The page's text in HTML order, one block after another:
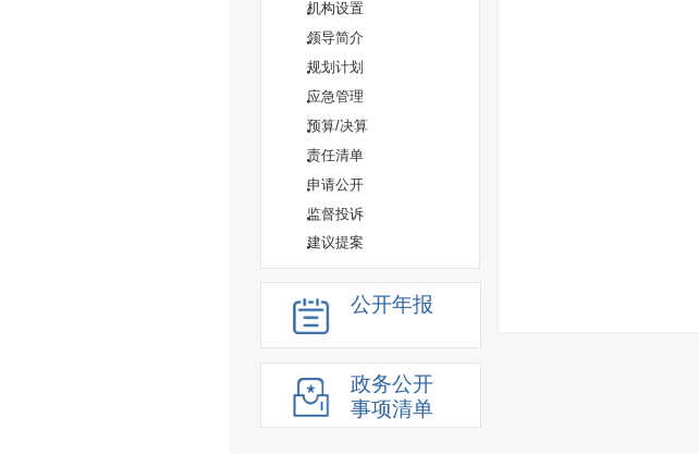
机构设置
领导简介
规划计划
应急管理
预算/决算
责任清单
申请公开
监督投诉
建议提案
公开年报
政务公开
事项清单